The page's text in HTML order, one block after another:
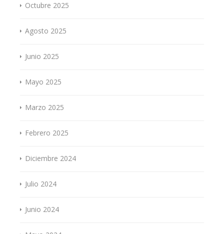
Octubre 2025
Agosto 2025
Junio 2025
Mayo 2025
Marzo 2025
Febrero 2025
Diciembre 2024
Julio 2024
Junio 2024